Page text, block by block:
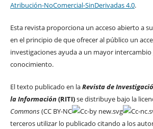
Atribución-NoComercial-SinDerivadas 4.0.
Esta revista proporciona un acceso abierto a
en el principio de que ofrecer al público un
investigaciones ayuda a un mayor
conocimiento.
El texto publicado en laRevista de
la Información(RITI)se distribuye bajo la
Commons(CC BY-NC
terceros utilizar lo publicado citando a los